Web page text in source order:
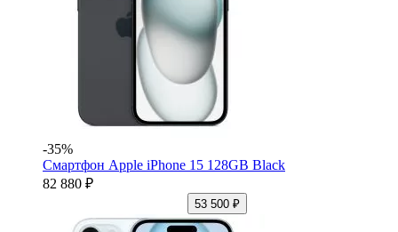
-35%
Смартфон Apple iPhone 15 128GB Black
82 880 ₽
53 500 ₽